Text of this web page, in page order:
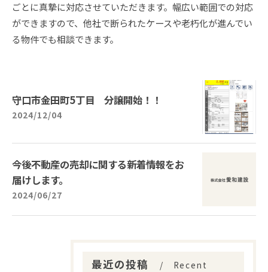
ごとに真摯に対応させていただきます。幅広い範囲での対応
ができますので、他社で断られたケースや老朽化が進んでい
る物件でも相談できます。
守口市金田町5丁目 分譲開始！！
2024/12/04
今後不動産の売却に関する新着情報をお
届けします。
2024/06/27
最近の投稿
Recent